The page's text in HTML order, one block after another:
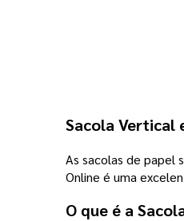
Sacola Vertical
As sacolas de papel
Online é uma
O que é a